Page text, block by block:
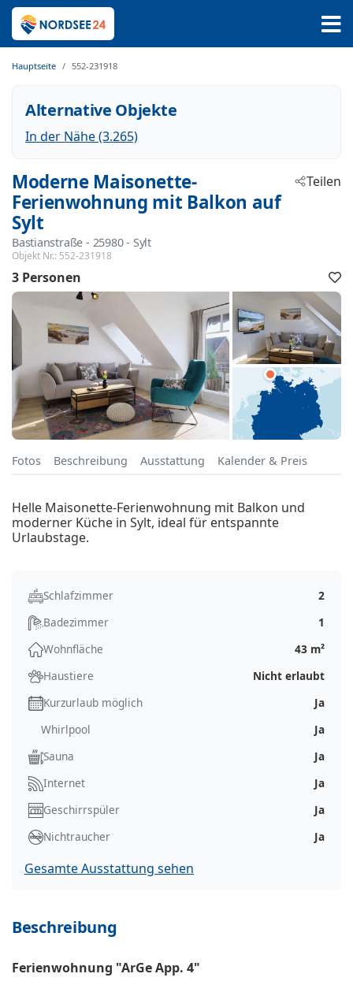
Hauptseite 552-231918
Alternative Objekte
In der Nähe (3.265)
Moderne Maisonette-
Ferienwohnung mit Balkon auf
Sylt
Bastianstraße - 25980 - Sylt
Objekt Nr.: 552-231918
Teilen
3 Personen
Fotos Beschreibung Ausstattung Kalender & Preis
Helle Maisonette-Ferienwohnung mit Balkon und
moderner Küche in Sylt, ideal für entspannte
Urlaubstage.
Schlafzimmer
2
Badezimmer
1
Wohnfläche
43 m²
Haustiere
Nicht erlaubt
Kurzurlaub möglich
Ja
Whirlpool
Ja
Sauna
Ja
Internet
Ja
Geschirrspüler
Ja
Nichtraucher
Ja
Gesamte Ausstattung sehen
Beschreibung
Ferienwohnung "ArGe App. 4"